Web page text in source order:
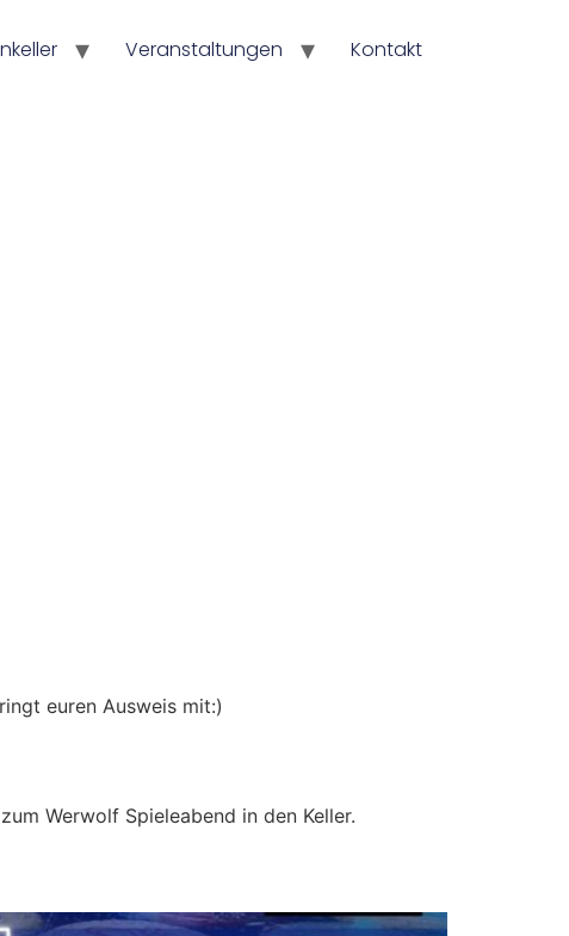
Veranstaltungen Kontakt
euren Ausweis mit:)
Werwolf Spieleabend in den Keller.